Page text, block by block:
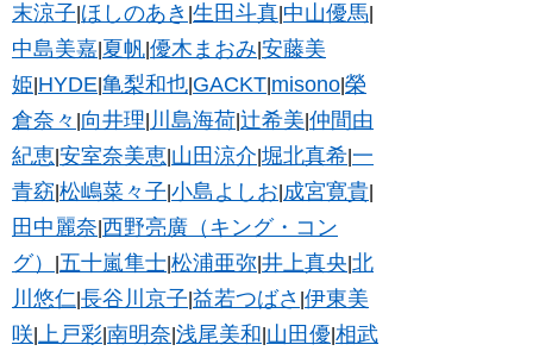
末涼子 ほしのあき 生田斗真 中山優馬
中島美嘉 夏帆 優木まおみ 安藤美
姫 HYDE 亀梨和也 GACKT misono 榮
倉奈々 向井理 川島海荷 辻希美 仲間由
紀恵 安室奈美恵 山田涼介 堀北真希 一
青窈 松嶋菜々子 小島よしお 成宮寛貴
田中麗奈 西野亮廣（キング・コン
グ）
五十嵐隼士 松浦亜弥 井上真央 北
川悠仁 長谷川京子 益若つばさ 伊東美
咲 上戸彩 南明奈 浅尾美和 山田優 相武